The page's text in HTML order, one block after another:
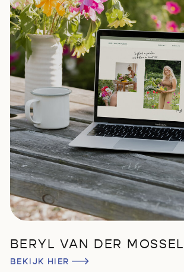
BEKIJK HIER
BERYL VAN DER MOSSEL